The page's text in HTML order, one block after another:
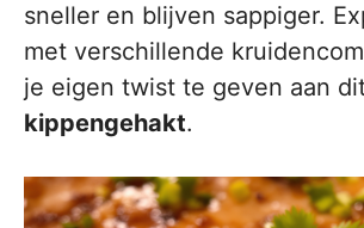
sneller en blijven sappiger.
met verschillende
je eigen twist te geven aan
kippengehakt.